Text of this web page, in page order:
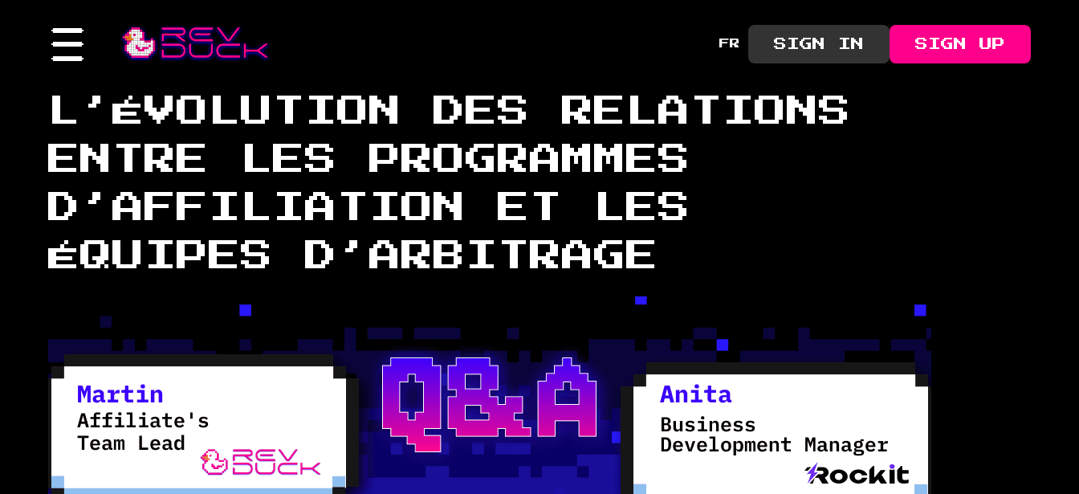
FR SIGN IN SIGN UP
L’ÉVOLUTION DES RELATIONS
ENTRE LES PROGRAMMES
D’AFFILIATION ET LES
ÉQUIPES D’ARBITRAGE